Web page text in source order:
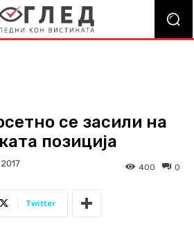
се засили на
позиција
0
400
Twitter